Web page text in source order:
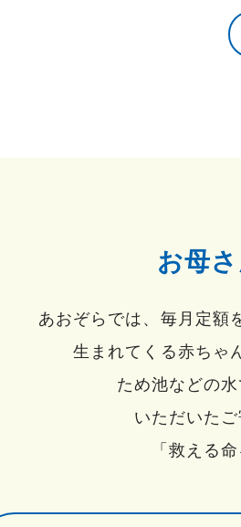
お母
あおぞらでは、毎月定額
生まれてくる赤ちゃ
ため池などの
いただいた
「救える